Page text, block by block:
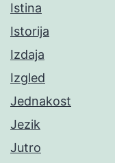
Istina
Istorija
Izdaja
Izgled
Jednakost
Jezik
Jutro